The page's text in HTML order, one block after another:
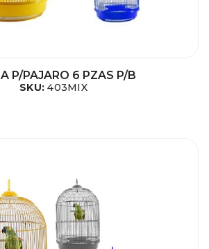
P/PAJARO 6 PZAS P/B
SKU:403MIX